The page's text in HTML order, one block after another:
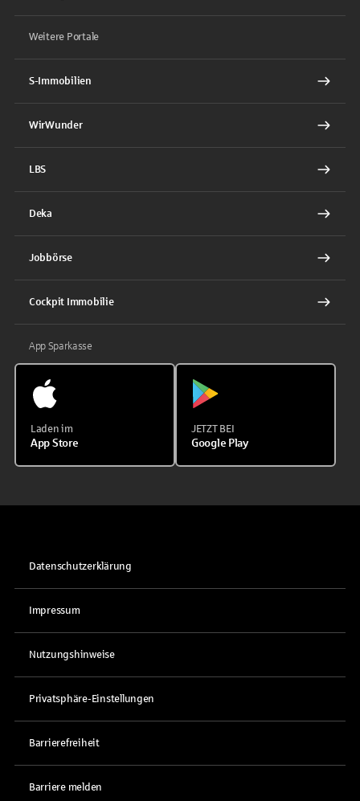
Weitere Portale
S-Immobilien
WirWunder
LBS
Deka
Jobbörse
Cockpit Immobilie
App Sparkasse
Laden im
App Store
JETZT BEI
Google Play
Datenschutzerklärung
Impressum
Nutzungshinweise
Privatsphäre-Einstellungen
Barrierefreiheit
Barriere melden